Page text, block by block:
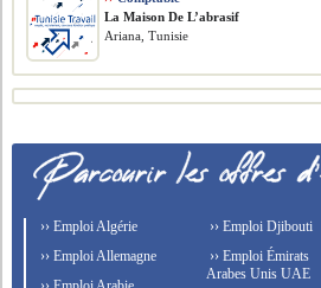
La Maison De L’abrasif
Ariana, Tunisie
›› Emploi Algérie
›› Emploi Allemagne
›› Emploi Djibouti
›› Emploi Émirats
Arabes Unis UAE